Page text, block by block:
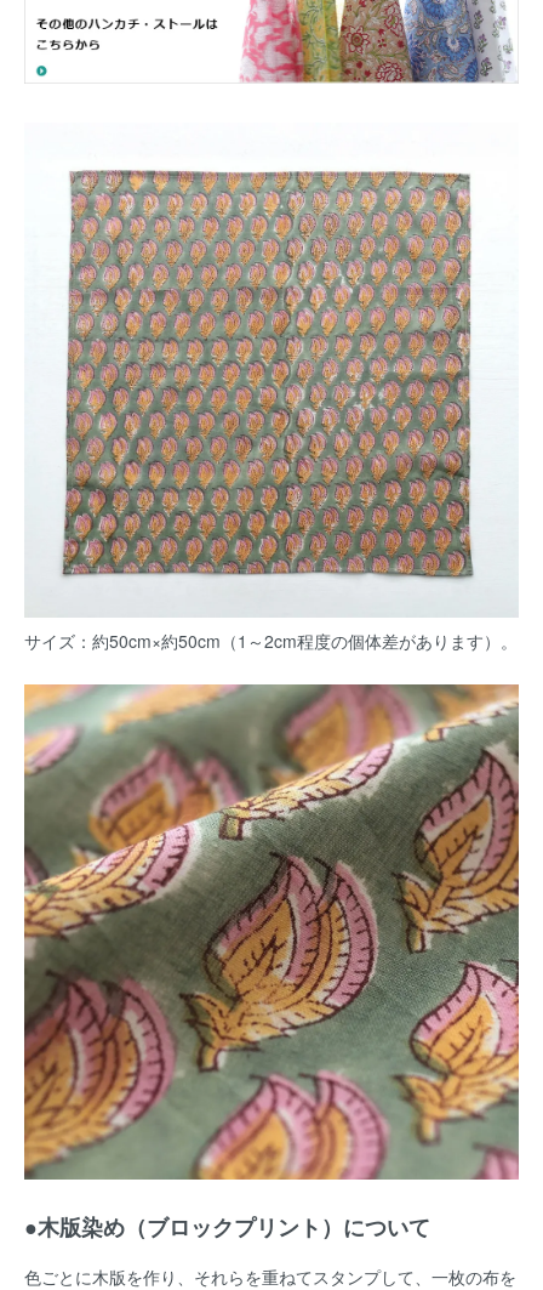
サイズ：約50cm×約50cm（1～2cm程度の個体差があります）。
●木版染め（ブロックプリント）について
色ごとに木版を作り、それらを重ねてスタンプして、一枚の布を